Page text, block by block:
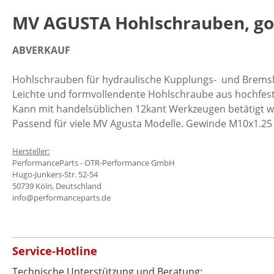
MV AGUSTA Hohlschrauben,
ABVERKAUF
Hohlschrauben für hydraulische Kupplungs- und
Leichte und formvollendente Hohlschraube aus
Kann mit handelsüblichen 12kant Werkzeugen betätigt
Passend für viele MV Agusta Modelle. Gewinde M10x1.25
Hersteller:
PerformanceParts - OTR-Performance GmbH
Hugo-Junkers-Str. 52-54
50739 Köln, Deutschland
info@performanceparts.de
Service-Hotline